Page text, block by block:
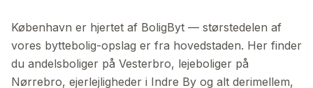
København er hjertet af BoligByt — størstedelen af
vores byttebolig-opslag er fra hovedstaden. Her finder
du andelsboliger på Vesterbro, lejeboliger på
Nørrebro, ejerlejligheder i Indre By og alt derimellem,